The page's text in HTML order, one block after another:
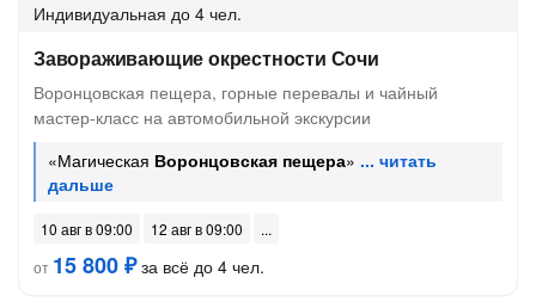
Индивидуальная до 4 чел.
Завораживающие окрестности Сочи
Воронцовская пещера, горные перевалы и чайный
мастер-класс на автомобильной экскурсии
«Магическая Воронцовская пещера»
10 авг в 09:00
12 авг в 09:00
от 15 800 ₽за всё до 4 чел.